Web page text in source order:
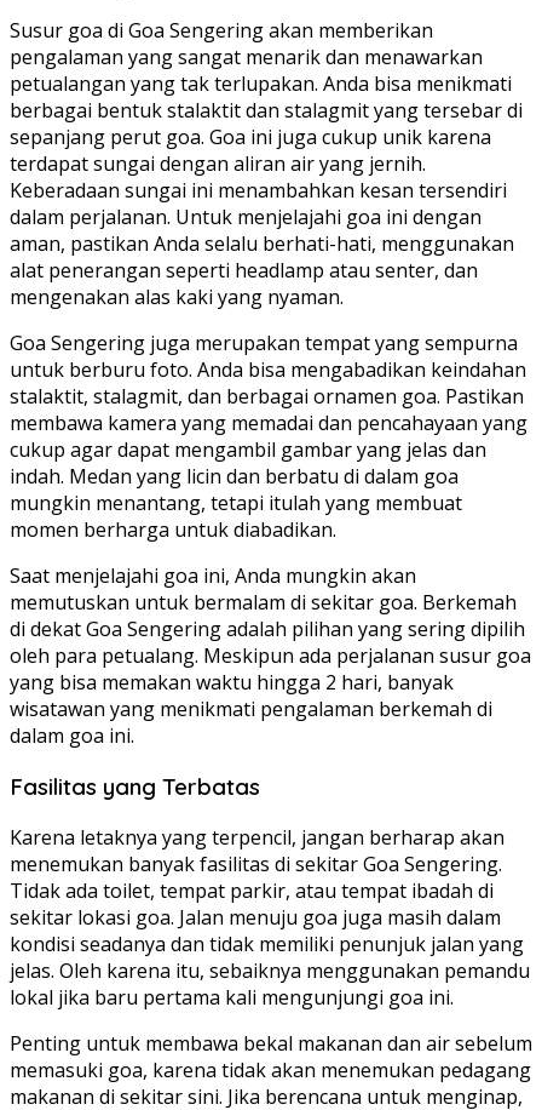
Susur goa di Goa Sengering akan memberikan
pengalaman yang sangat menarik dan menawarkan
petualangan yang tak terlupakan. Anda bisa menikmati
berbagai bentuk stalaktit dan stalagmit yang tersebar di
sepanjang perut goa. Goa ini juga cukup unik karena
terdapat sungai dengan aliran air yang jernih.
Keberadaan sungai ini menambahkan kesan tersendiri
dalam perjalanan. Untuk menjelajahi goa ini dengan
aman, pastikan Anda selalu berhati-hati, menggunakan
alat penerangan seperti headlamp atau senter, dan
mengenakan alas kaki yang nyaman.
Goa Sengering juga merupakan tempat yang sempurna
untuk berburu foto. Anda bisa mengabadikan keindahan
stalaktit, stalagmit, dan berbagai ornamen goa. Pastikan
membawa kamera yang memadai dan pencahayaan yang
cukup agar dapat mengambil gambar yang jelas dan
indah. Medan yang licin dan berbatu di dalam goa
mungkin menantang, tetapi itulah yang membuat
momen berharga untuk diabadikan.
Saat menjelajahi goa ini, Anda mungkin akan
memutuskan untuk bermalam di sekitar goa. Berkemah
di dekat Goa Sengering adalah pilihan yang sering dipilih
oleh para petualang. Meskipun ada perjalanan susur goa
yang bisa memakan waktu hingga 2 hari, banyak
wisatawan yang menikmati pengalaman berkemah di
dalam goa ini.
Fasilitas yang Terbatas
Karena letaknya yang terpencil, jangan berharap akan
menemukan banyak fasilitas di sekitar Goa Sengering.
Tidak ada toilet, tempat parkir, atau tempat ibadah di
sekitar lokasi goa. Jalan menuju goa juga masih dalam
kondisi seadanya dan tidak memiliki penunjuk jalan yang
jelas. Oleh karena itu, sebaiknya menggunakan pemandu
lokal jika baru pertama kali mengunjungi goa ini.
Penting untuk membawa bekal makanan dan air sebelum
memasuki goa, karena tidak akan menemukan pedagang
makanan di sekitar sini. Jika berencana untuk menginap,